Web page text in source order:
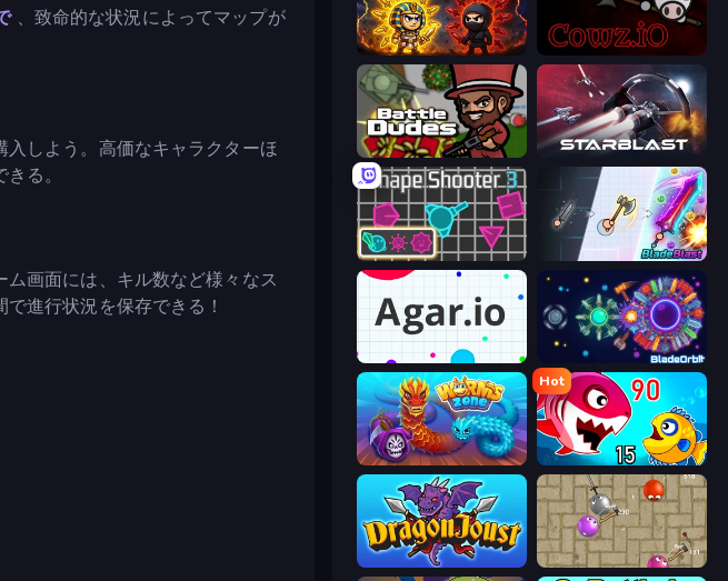
、致命的な状況によってマップが
しよう。高価なキャラクターほ
る。
画面には、キル数など様々なス
進行状況を保存できる！
Knife.io cowz.io
BattleDudes.io StarBlast
Shape Shooter 3 BladeBlast.io
Agar.io BladeOrbit.io
Worms.Zone
Hot
Fish Eat Getting Big
Dragon Joust (.io) Balloons.io